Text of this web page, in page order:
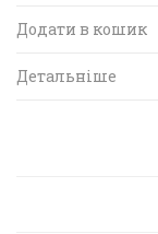
Додати в кошик
Детальніше